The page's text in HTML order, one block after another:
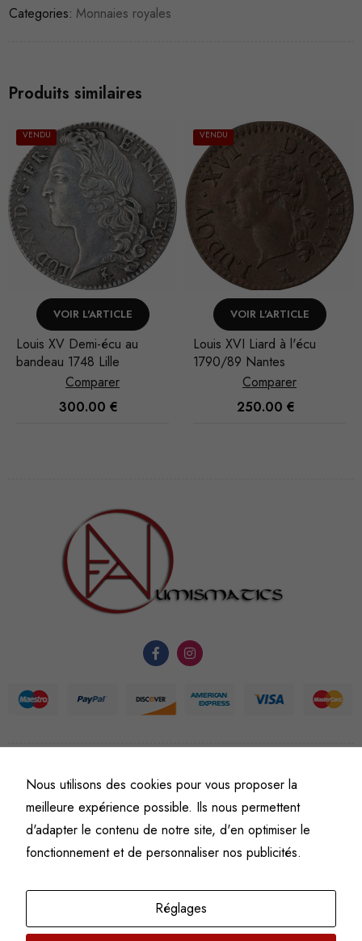
Categories: Monnaies royales
Produits similaires
au
VENDU
VOIR L'ARTICLE
Louis XVI Liard à l'écu
1790/89 Nantes
VENDU
VOIR
Henri IV Quart
feuillue de face
Nantes
© Fine art numismatics
Politique de confidentialitéConditions générales de vente et d’utilisation
Mentions légales
Nous utilisons des cookies pour vous proposer la
meilleure expérience possible. Ils nous permettent
d'adapter le contenu de notre site, d'en optimiser le
fonctionnement et de personnaliser nos publicités.
Réglages
fonctionnement
du site Web.
Afin que
et la
structure du
site Web, en
fonction de